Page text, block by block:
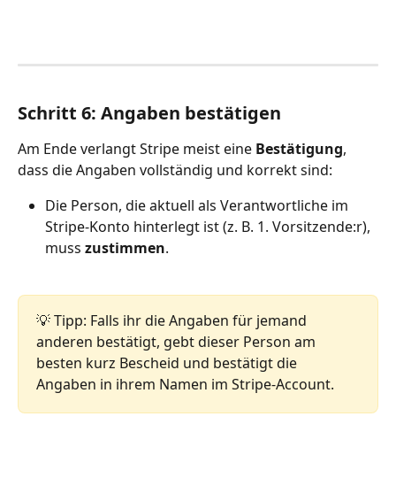
Schritt 6: Angaben bestätigen
Am Ende verlangt Stripe meist eine Bestätigung,
dass die Angaben vollständig und korrekt sind:
Die Person, die aktuell als Verantwortliche im
Stripe-Konto hinterlegt ist (z. B. 1. Vorsitzende:r),
muss zustimmen.
💡 Tipp: Falls ihr die Angaben für jemand
anderen bestätigt, gebt dieser Person am
besten kurz Bescheid und bestätigt die
Angaben in ihrem Namen im Stripe-Account.